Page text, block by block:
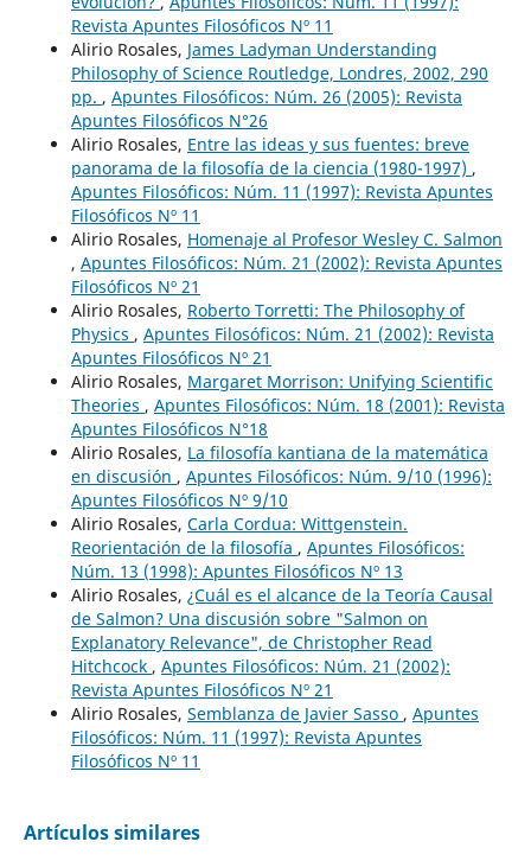
Revista Apuntes Filosóficos Nº 11
Alirio Rosales, James Ladyman Understanding
Philosophy of Science Routledge, Londres, 2002, 290
pp. , Apuntes Filosóficos: Núm. 26 (2005): Revista
Apuntes Filosóficos N°26
Alirio Rosales, Entre las ideas y sus fuentes: breve
panorama de la filosofía de la ciencia (1980-1997) ,
Apuntes Filosóficos: Núm. 11 (1997): Revista Apuntes
Filosóficos Nº 11
Alirio Rosales, Homenaje al Profesor Wesley C. Salmon
, Apuntes Filosóficos: Núm. 21 (2002): Revista Apuntes
Filosóficos Nº 21
Alirio Rosales, Roberto Torretti: The Philosophy of
Physics , Apuntes Filosóficos: Núm. 21 (2002): Revista
Apuntes Filosóficos Nº 21
Alirio Rosales, Margaret Morrison: Unifying Scientific
Theories , Apuntes Filosóficos: Núm. 18 (2001): Revista
Apuntes Filosóficos N°18
Alirio Rosales, La filosofía kantiana de la matemática
en discusión , Apuntes Filosóficos: Núm. 9/10 (1996):
Apuntes Filosóficos Nº 9/10
Alirio Rosales, Carla Cordua: Wittgenstein.
Reorientación de la filosofía , Apuntes Filosóficos:
Núm. 13 (1998): Apuntes Filosóficos Nº 13
Alirio Rosales, ¿Cuál es el alcance de la Teoría Causal
de Salmon? Una discusión sobre "Salmon on
Explanatory Relevance", de Christopher Read
Hitchcock , Apuntes Filosóficos: Núm. 21 (2002):
Revista Apuntes Filosóficos Nº 21
Alirio Rosales, Semblanza de Javier Sasso , Apuntes
Filosóficos: Núm. 11 (1997): Revista Apuntes
Filosóficos Nº 11
Artículos similares